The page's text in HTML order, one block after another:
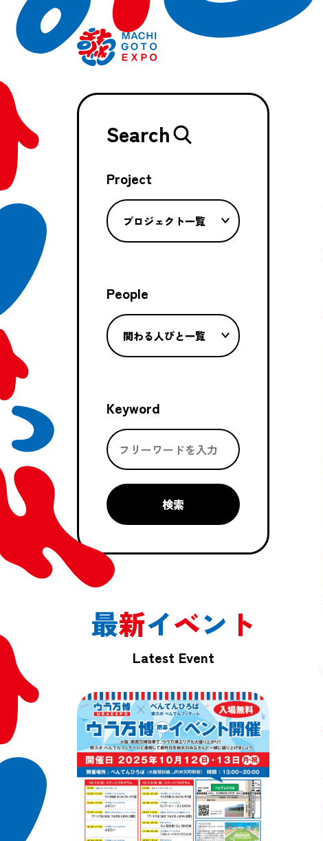
Search
Project
プロジェクト一覧
People
関わる人びと一覧
Keyword
検索
最新イベン ト
Latest Event